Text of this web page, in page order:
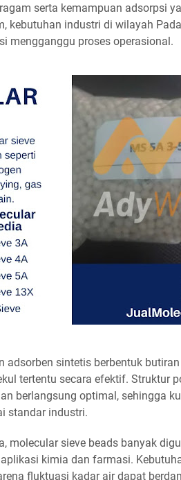
serta kemampuan adsorpsi
kebutuhan industri di wilayah
mengganggu proses operasional.
adsorben sintetis berbentuk
tertentu secara efektif. Struktur
berlangsung optimal, sehingga
standar industri.
molecular sieve beads banyak
kimia dan farmasi.
fluktuasi kadar air dapat